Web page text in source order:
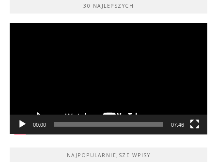
30 NAJLEPSZYCH
00:00 07:46
NAJPOPULARNIEJSZE WPISY